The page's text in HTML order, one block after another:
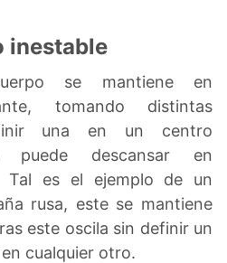
inestable
se mantiene en
tomando distintas
una en un centro
puede descansar en
es el ejemplo de un
rusa, este se mantiene
este oscila sin definir un
cualquier otro.